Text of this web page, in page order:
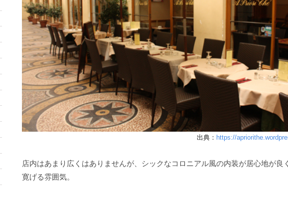
出典： https://
店内はあまり広くはありませんが、シックなコロニアル風の内装が居心地が良
寛げる雰囲気。